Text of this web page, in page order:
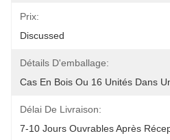
Prix:
Discussed
Détails D'emballage:
Cas En Bois Ou 16 Unités Dans
Délai De Livraison:
7-10 Jours Ouvrables Après